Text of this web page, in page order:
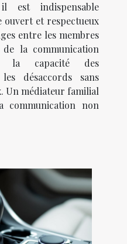
est indispensable
ouvert et respectueux
entre les membres
la communication
la capacité des
désaccords sans
Un médiateur familial
communication non